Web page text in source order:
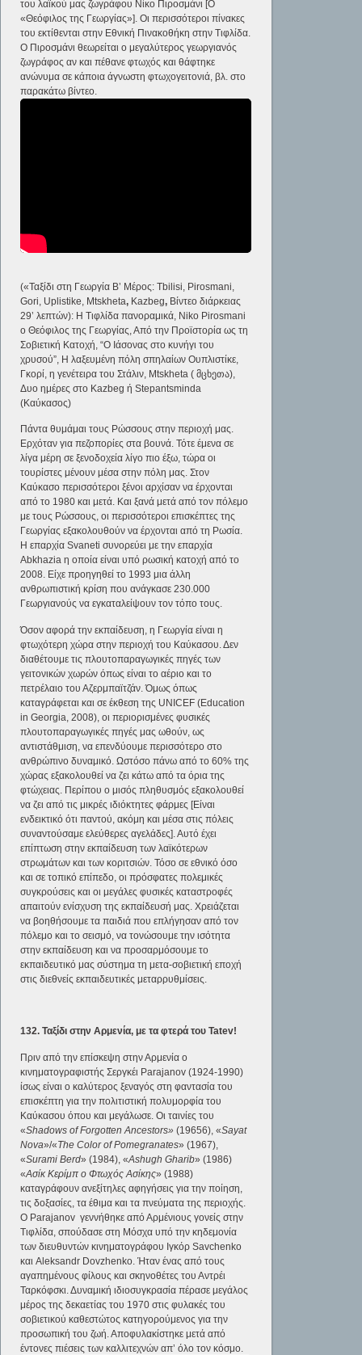
του λαϊκού μας ζωγράφου Νίκο Πιροσμάνι [Ο
«Θεόφιλος της Γεωργίας»]. Οι περισσότεροι πίνακες
του εκτίθενται στην Εθνική Πινακοθήκη στην Τιφλίδα.
Ο Πιροσμάνι θεωρείται ο μεγαλύτερος γεωργιανός
ζωγράφος αν και πέθανε φτωχός και θάφτηκε
ανώνυμα σε κάποια άγνωστη φτωχογειτονιά, βλ. στο
παρακάτω βίντεο.
(«Ταξίδι στη Γεωργία B’ Μέρος: Tbilisi, Pirosmani,
Gori, Uplistike, Mtskheta, Kazbeg, Βίντεο διάρκειας
29’ λεπτών): H Τιφλίδα πανοραμικά, Niko Pirosmani
ο Θεόφιλος της Γεωργίας, Από την Προϊστορία ως τη
Σοβιετική Κατοχή, “Ο Ιάσονας στο κυνήγι του
χρυσού”, Η λαξευμένη πόλη σπηλαίων Ουπλιστίκε,
Γκορί, η γενέτειρα του Στάλιν, Mtskheta ( მცხეთა),
Δυο ημέρες στο Kazbeg ή Stepantsminda
(Καύκασος)
Πάντα θυμάμαι τους Ρώσσους στην περιοχή μας.
Ερχόταν για πεζοπορίες στα βουνά. Τότε έμενα σε
λίγα μέρη σε ξενοδοχεία λίγο πιο έξω, τώρα οι
τουρίστες μένουν μέσα στην πόλη μας. Στον
Καύκασο περισσότεροι ξένοι αρχίσαν να έρχονται
από το 1980 και μετά. Και ξανά μετά από τον πόλεμο
με τους Ρώσσους, οι περισσότεροι επισκέπτες της
Γεωργίας εξακολουθούν να έρχονται από τη Ρωσία.
Η επαρχία Svaneti συνορεύει με την επαρχία
Abkhazia η οποία είναι υπό ρωσική κατοχή από το
2008. Είχε προηγηθεί το 1993 μια άλλη
ανθρωπιστική κρίση που ανάγκασε 230.000
Γεωργιανούς να εγκαταλείψουν τον τόπο τους.
Όσον αφορά την εκπαίδευση, η Γεωργία είναι η
φτωχότερη χώρα στην περιοχή του Καύκασου. Δεν
διαθέτουμε τις πλουτοπαραγωγικές πηγές των
γειτονικών χωρών όπως είναι το αέριο και το
πετρέλαιο του Αζερμπαϊτζάν. Όμως όπως
καταγράφεται και σε έκθεση της UNICEF (Education
in Georgia, 2008), οι περιορισμένες φυσικές
πλουτοπαραγωγικές πηγές μας ωθούν, ως
αντιστάθμιση, να επενδύουμε περισσότερο στο
ανθρώπινο δυναμικό. Ωστόσο πάνω από το 60% της
χώρας εξακολουθεί να ζει κάτω από τα όρια της
φτώχειας. Περίπου ο μισός πληθυσμός εξακολουθεί
να ζει από τις μικρές ιδιόκτητες φάρμες [Είναι
ενδεικτικό ότι παντού, ακόμη και μέσα στις πόλεις
συναντούσαμε ελεύθερες αγελάδες]. Αυτό έχει
επίπτωση στην εκπαίδευση των λαϊκότερων
στρωμάτων και των κοριτσιών. Τόσο σε εθνικό όσο
και σε τοπικό επίπεδο, οι πρόσφατες πολεμικές
συγκρούσεις και οι μεγάλες φυσικές καταστροφές
απαιτούν ενίσχυση της εκπαίδευσή μας. Χρειάζεται
να βοηθήσουμε τα παιδιά που επλήγησαν από τον
πόλεμο και το σεισμό, να τονώσουμε την ισότητα
στην εκπαίδευση και να προσαρμόσουμε το
εκπαιδευτικό μας σύστημα τη μετα-σοβιετική εποχή
στις διεθνείς εκπαιδευτικές μεταρρυθμίσεις.
132. Ταξίδι στην Αρμενία, με τα φτερά τουTatev!
Πριν από την επίσκεψη στην Αρμενία ο
κινηματογραφιστής Σεργκέι Parajanov (1924-1990)
ίσως είναι ο καλύτερος ξεναγός στη φαντασία του
επισκέπτη για την πολιτιστική πολυμορφία του
Καύκασου όπου και μεγάλωσε. Οι ταινίες του
«ShadowsofForgottenAncestors» (19656), «Sayat
Nova»/«TheColorofPomegranates» (1967),
«SuramiBerd» (1984), «AshughGharib» (1986)
«Ασίκ Κερίμπ ο Φτωχός Ασίκης» (1988)
καταγράφουν ανεξίτηλες αφηγήσεις για την ποίηση,
τις δοξασίες, τα έθιμα και τα πνεύματα της περιοχής.
Ο Parajanov γεννήθηκε από Αρμένιους γονείς στην
Τιφλίδα, σπούδασε στη Μόσχα υπό την κηδεμονία
των διευθυντών κινηματογράφου Ιγκόρ Savchenko
και Aleksandr Dovzhenko. Ήταν ένας από τους
αγαπημένους φίλους και σκηνοθέτες του Αντρέι
Ταρκόφσκι. Δυναμική ιδιοσυγκρασία πέρασε μεγάλος
μέρος της δεκαετίας του 1970 στις φυλακές του
σοβιετικού καθεστώτος κατηγορούμενος για την
προσωπική του ζωή. Αποφυλακίστηκε μετά από
έντονες πιέσεις των καλλιτεχνών απ’ όλο τον κόσμο.